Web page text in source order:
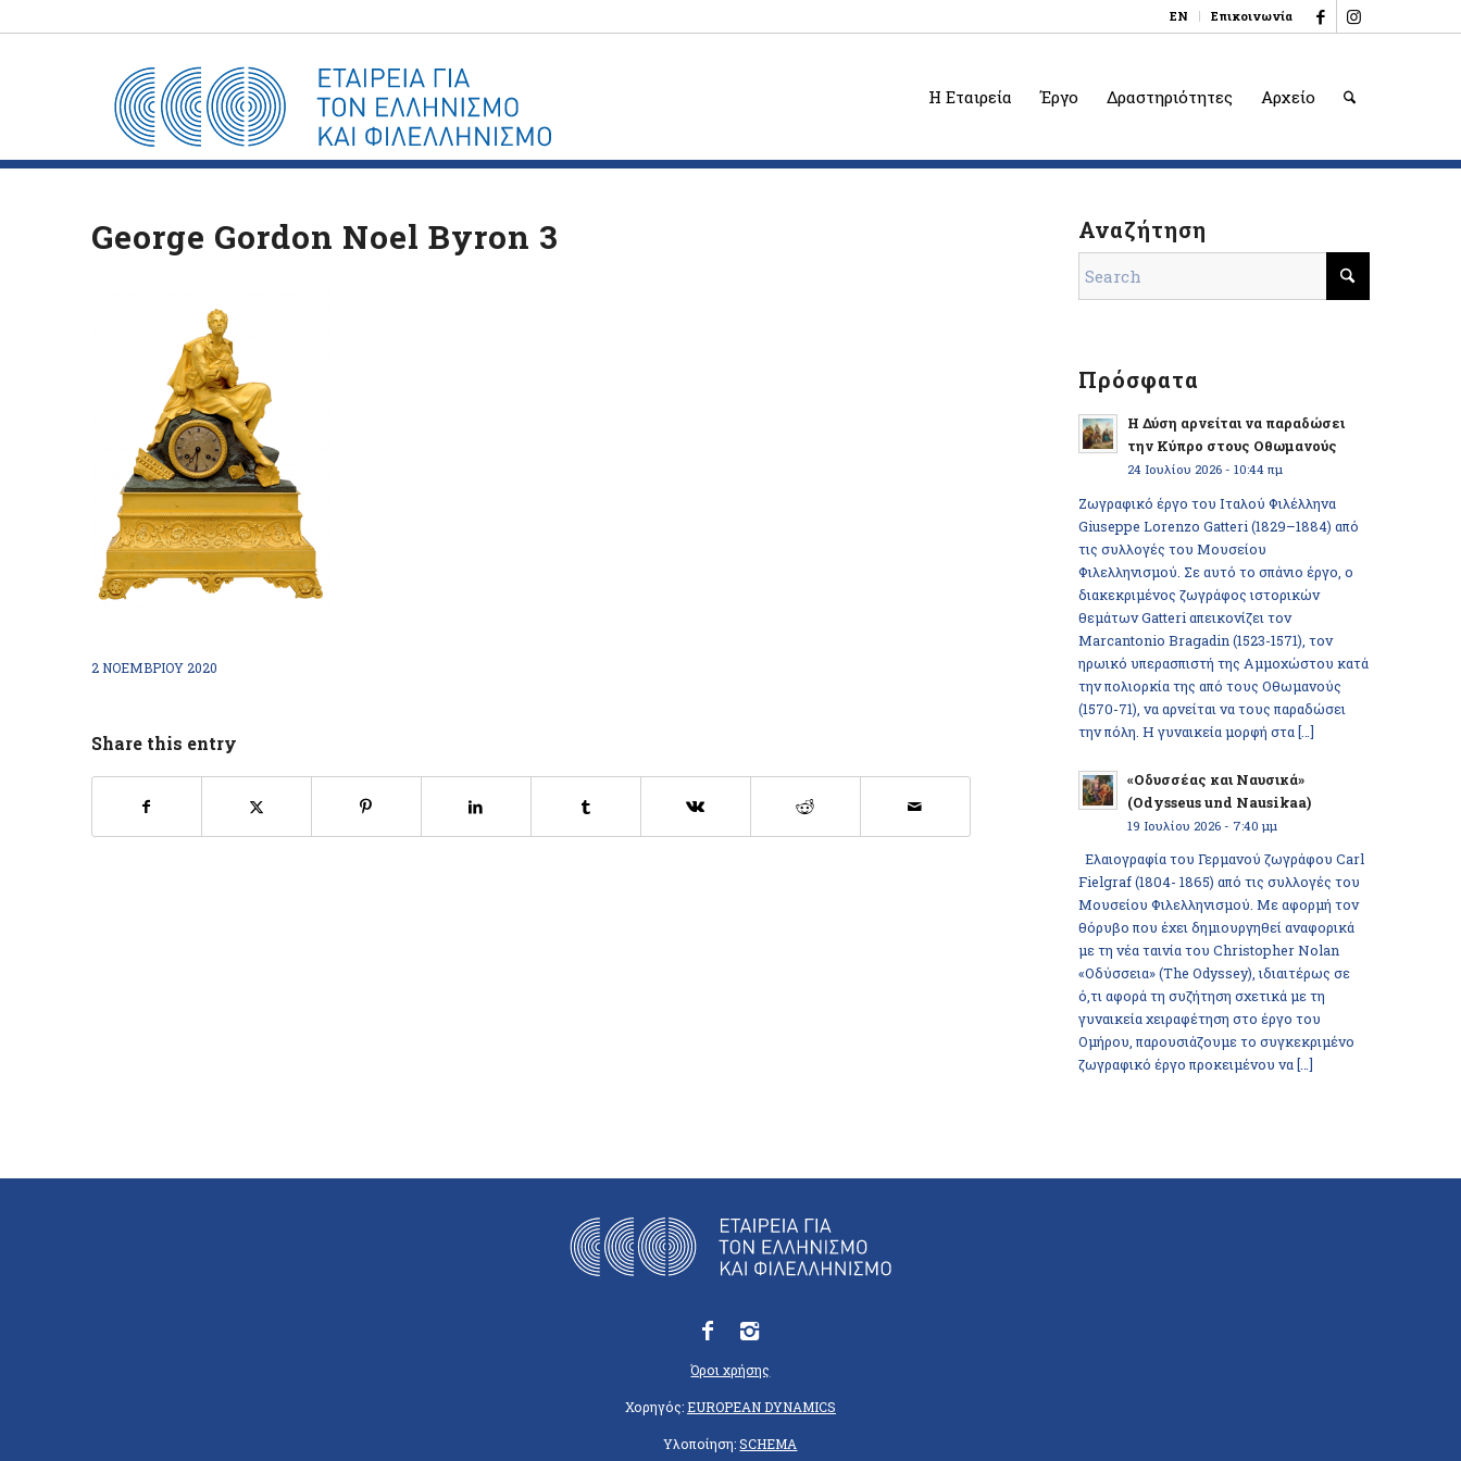
EN Επικοινωνία
Η Εταιρεία Έργο Δραστηριότητες Αρχείο
George Gordon Noel Byron 3
2 ΝΟΕΜΒΡΊΟΥ 2020
Share this entry
Αναζήτηση
Πρόσφατα
Η Δύση αρνείται να παραδώσει
την Κύπρο στους Οθωμανούς
24 Ιουλίου 2026 - 10:44 πμ
Ζωγραφικό έργο του Ιταλού Φιλέλληνα
Giuseppe Lorenzo Gatteri (1829–1884) από
τις συλλογές του Μουσείου
Φιλελληνισμού. Σε αυτό το σπάνιο έργο, ο
διακεκριμένος ζωγράφος ιστορικών
θεμάτων Gatteri απεικονίζει τον
Marcantonio Bragadin (1523-1571), τον
ηρωικό υπερασπιστή της Αμμοχώστου κατά
την πολιορκία της από τους Οθωμανούς
(1570-71), να αρνείται να τους παραδώσει
την πόλη. Η γυναικεία μορφή στα […]
«Οδυσσέας και Ναυσικά»
(Odysseus und Nausikaa)
19 Ιουλίου 2026 - 7:40 μμ
Ελαιογραφία του Γερμανού ζωγράφου Carl
Fielgraf (1804- 1865) από τις συλλογές του
Μουσείου Φιλελληνισμού. Με αφορμή τον
θόρυβο που έχει δημιουργηθεί αναφορικά
με τη νέα ταινία του Christopher Nolan
«Οδύσσεια» (The Odyssey), ιδιαιτέρως σε
ό,τι αφορά τη συζήτηση σχετικά με τη
γυναικεία χειραφέτηση στο έργο του
Ομήρου, παρουσιάζουμε το συγκεκριμένο
ζωγραφικό έργο προκειμένου να […]
Όροι χρήσης
Χορηγός:EUROPEAN DYNAMICS
Υλοποίηση:SCHEMA